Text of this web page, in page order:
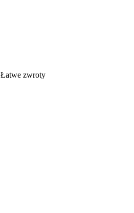
Łatwe zwroty